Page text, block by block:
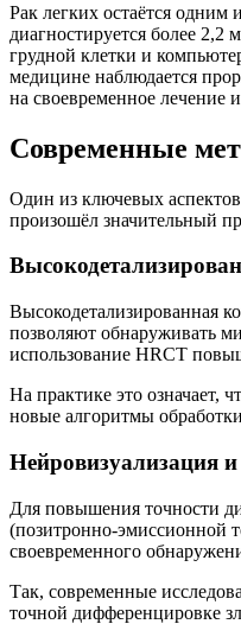
Рак легких остаётся
диагностируется более
грудной клетки и
медицине наблюдается
на своевременное лечение
Современные
Один из ключевых
произошёл значительный
Высокодетализированная
позволяют обнаруживать
использование HRCT
На практике это означает,
новые алгоритмы
Нейровизуализация
Для повышения точности
(позитронно-эмиссионной
своевременного
Так, современные
точной дифференцировке